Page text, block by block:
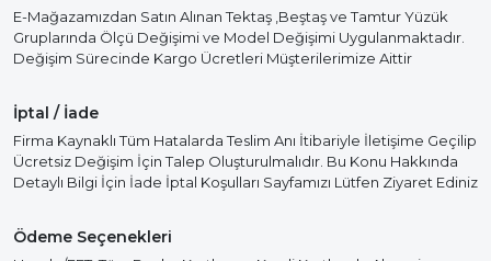
E-Mağazamızdan Satın Alınan Tektaş ,Beştaş ve Tamtur Yüzük
Gruplarında Ölçü Değişimi ve Model Değişimi Uygulanmaktadır.
Değişim Sürecinde Kargo Ücretleri Müşterilerimize Aittir
İptal / İade
Firma Kaynaklı Tüm Hatalarda Teslim Anı İtibariyle İletişime Geçilip
Ücretsiz Değişim İçin Talep Oluşturulmalıdır. Bu Konu Hakkında
Detaylı Bilgi İçin İade İptal Koşulları Sayfamızı Lütfen Ziyaret Ediniz
Ödeme Seçenekleri